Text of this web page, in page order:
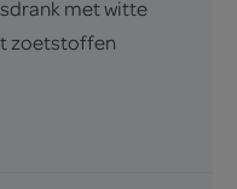
met witte
zoetstoffen